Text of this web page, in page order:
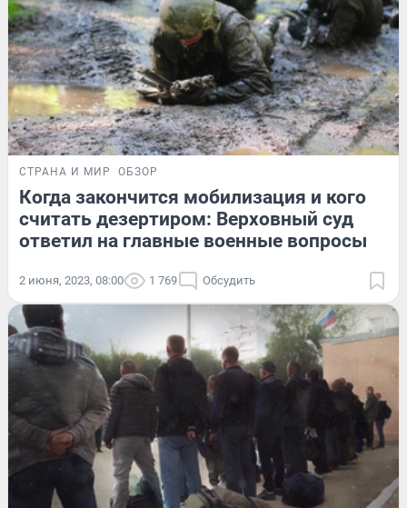
СТРАНА И МИР ОБЗОР
Когда закончится мобилизация и кого
считать дезертиром: Верховный суд
ответил на главные военные вопросы
2 июня, 2023, 08:00 1 769 Обсудить